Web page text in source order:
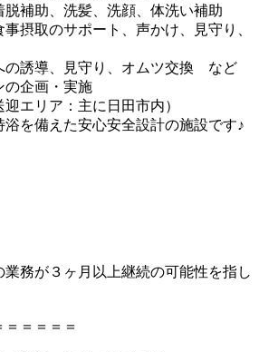
脱補助、洗髪、洗顔、体洗い補助
事摂取のサポート、声かけ、見守り、
の誘導、見守り、オムツ交換 など
企画・実施
エリア：主に日田市内）
を備えた安心安全設計の施設です♪
業務が３ヶ月以上継続の可能性を指し
＝＝＝＝＝